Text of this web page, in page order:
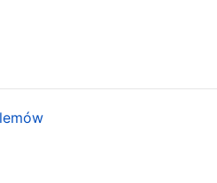
się
i osądu trudno
stara natura jest w